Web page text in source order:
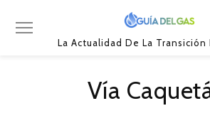
La Actualidad De La Transición
Vía